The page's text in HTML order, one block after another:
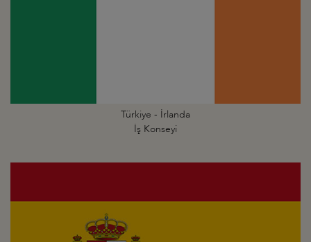
Türkiye - İrlanda
İş Konseyi